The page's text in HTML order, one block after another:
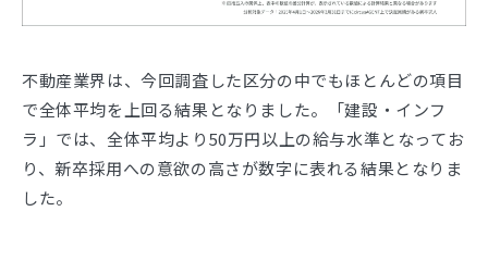
不動産業界は、今回調査した区分の中でもほとんどの項目
で全体平均を上回る結果となりました。「建設・インフ
ラ」では、全体平均より50万円以上の給与水準となってお
り、新卒採用への意欲の高さが数字に表れる結果となりま
した。